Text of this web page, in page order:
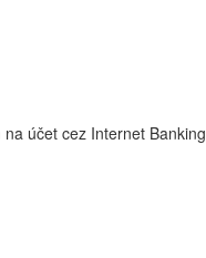
účet cez Internet Banking